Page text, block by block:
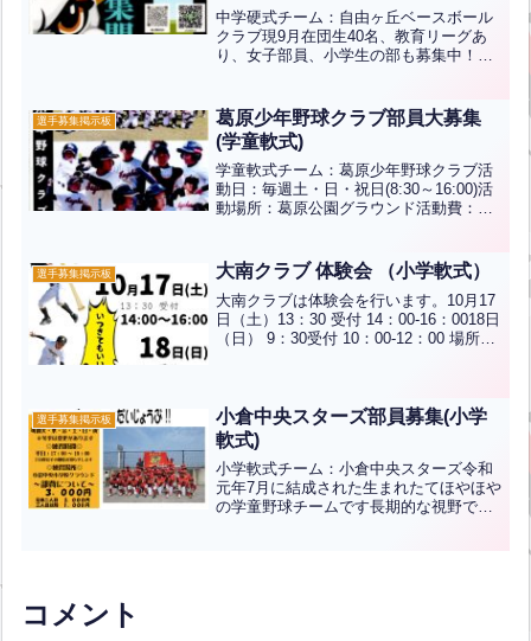
中学硬式チーム：自由ヶ丘ベースボール
クラブ現9月在団生40名、教育リーグあ
り、女子部員、小学生の部も募集中！！
賀郡、門司区インスタ⇒見学やお問い合
わせご希望の方は三萩...全文はクリック
選手募集掲示板
葛原少年野球クラブ部員大募集
(学童軟式)
学童軟式チーム：葛原少年野球クラブ活
動日：毎週土・日・祝日(8:30～16:00)活
動場所：葛原公園グラウンド活動費：月
学やお問い合わせご希望の方は三萩野バ
ッティ...全文はクリック
選手募集掲示板 大南クラブ 体験会 （小学軟式）
大南クラブは体験会を行います。10月17
日（土）13：30 受付 14：00-16：0018日
（日） 9：30受付 10：00-12：00 場所：
選手募集掲示板
小倉中央スターズ部員募集(小学
軟式)
小学軟式チーム：小倉中央スターズ令和
元年7月に結成された生まれたてほやほや
の学童野球チームです長期的な視野での
コメント